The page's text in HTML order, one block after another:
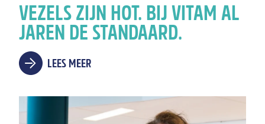
VEZELS ZIJN HOT. BIJ VITAM AL
JAREN DE STANDAARD.
LEES MEER